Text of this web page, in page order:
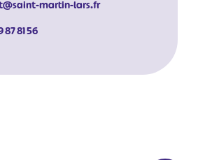
martin-lars.fr
87 81 56